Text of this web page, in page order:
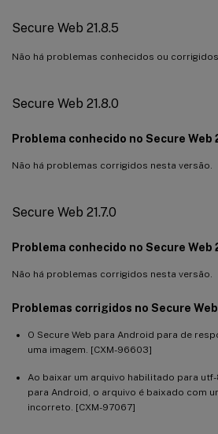
Secure Web 21.8.5
Não há problemas conhecidos ou
Secure Web 21.8.0
Problema conhecido no Secure Web
Não há problemas corrigidos nesta versão.
Secure Web 21.7.0
Problema conhecido no Secure Web
Não há problemas corrigidos nesta versão.
Problemas corrigidos no Secure Web
O Secure Web para Android para de
uma imagem. [CXM-96603]
Ao baixar um arquivo habilitado para
para Android, o arquivo é baixado com
incorreto. [CXM-97067]